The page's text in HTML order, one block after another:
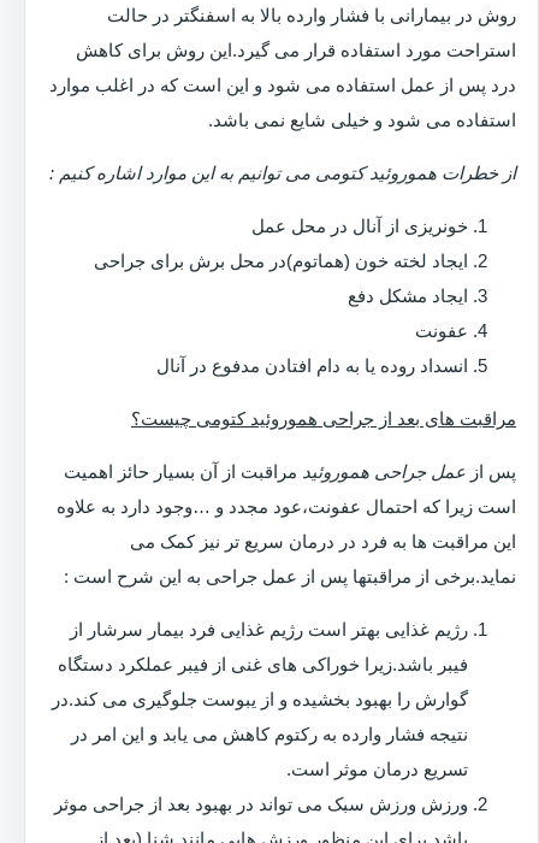
روش در بیمارانی با فشار وارده بالا به اسفنگتر در حالت
استراحت مورد استفاده قرار می گیرد.این روش برای کاهش
درد پس از عمل استفاده می شود و این است که در اغلب موارد
استفاده می شود و خیلی شایع نمی باشد.
از خطرات هموروئید کتومی می توانیم به این موارد اشاره کنیم :
خونریزی از آنال در محل عمل
ایجاد لخته خون (هماتوم)در محل برش برای جراحی
ایجاد مشکل دفع
عفونت
انسداد روده یا به دام افتادن مدفوع در آنال
مراقبت های بعد از جراحی هموروئید کتومی چیست؟
پس از عمل جراحی هموروئید مراقبت از آن بسیار حائز اهمیت
است زیرا که احتمال عفونت،عود مجدد و …وجود دارد به علاوه
این مراقبت ها به فرد در درمان سریع تر نیز کمک می
نماید.برخی از مراقبتها پس از عمل جراحی به این شرح است :
رژیم غذایی بهتر است رژیم غذایی فرد بیمار سرشار از
فیبر باشد.زیرا خوراکی های غنی از فیبر عملکرد دستگاه
گوارش را بهبود بخشیده و از یبوست جلوگیری می کند.در
نتیجه فشار وارده به رکتوم کاهش می یابد و این امر در
تسریع درمان موثر است.
ورزش ورزش سبک می تواند در بهبود بعد از جراحی موثر
باشد برای این منظور ورزش هایی مانند شنا (بعد از